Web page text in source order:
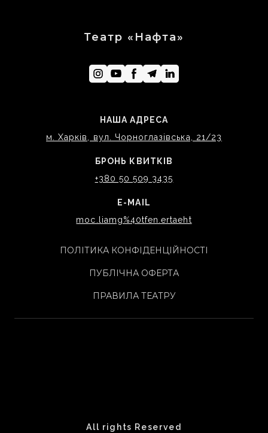
Театр «Нафта»
НАША АДРЕСА
м. Харків, вул. Чорноглазівська, 21/23
БРОНЬ КВИТКІВ
+380 50 509 3435
E-MAIL
moc.liamg%40tfen.ertaeht
ПОЛІТИКА КОНФІДЕНЦІЙНОСТІ
ПУБЛІЧНА ОФЕРТА
ПРАВИЛА ТЕАТРУ
All rights Reserved